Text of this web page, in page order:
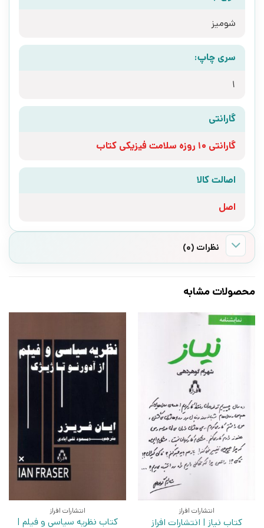
شومیز
سری چاپ:
1
گارانتی
گارانتی 10 روزه سلامت فیزیکی کتاب
اصالت کالا
اصل
نظرات (0)
محصولات مشابه
انتشارات افراز
کتاب نیاز | انتشارات افراز
انتشارات افراز
کتاب نظریه سیاسی و فیلم |